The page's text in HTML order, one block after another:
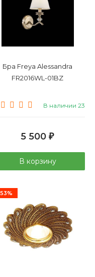
Бра Freya Alessandra
FR2016WL-01BZ
В наличии 23
5 500 ₽
В корзину